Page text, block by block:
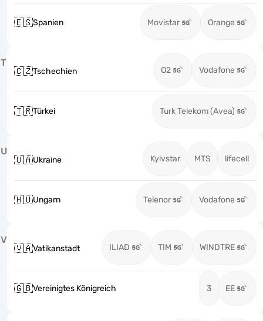
🇪🇸Spanien Movistar Orange
T
🇨🇿Tschechien O2 Vodafone
🇹🇷Türkei Turk Telekom (Avea)
U
🇺🇦Ukraine Kyivstar MTS lifecell
🇭🇺Ungarn Telenor Vodafone
V
🇻🇦Vatikanstadt ILIAD TIM WINDTRE
🇬🇧Vereinigtes Königreich 3 EE